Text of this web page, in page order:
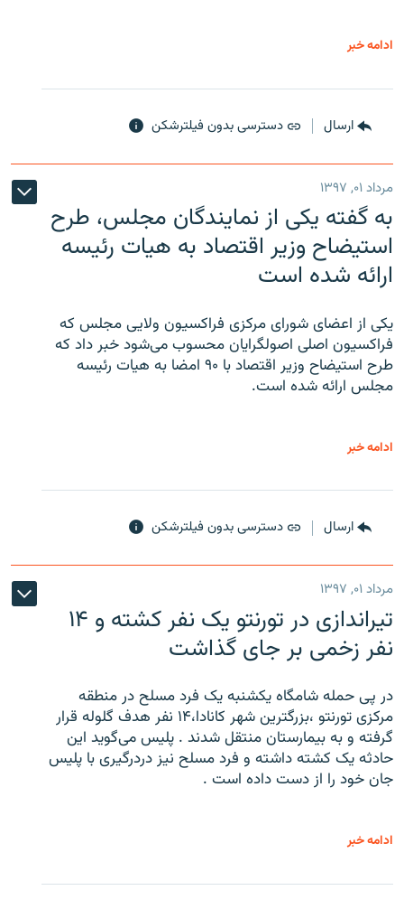
ادامه خبر
ارسال دسترسی بدون فیلترشکن
مرداد ۰۱, ۱۳۹۷
به گفته یکی از نمایندگان مجلس، طرح
استیضاح وزیر اقتصاد به هیات رئیسه
ارائه شده است
یکی از اعضای شورای مرکزی فراکسیون ولایی مجلس که
فراکسیون اصلی اصولگرایان محسوب می‌شود خبر داد که
طرح استیضاح وزیر اقتصاد با ۹۰ امضا به هیات رئیسه
مجلس ارائه شده است.
ادامه خبر
ارسال دسترسی بدون فیلترشکن
مرداد ۰۱, ۱۳۹۷
تیراندازی در تورنتو یک نفر کشته و ۱۴
نفر زخمی بر جای گذاشت
در پی حمله شامگاه یکشنبه یک فرد مسلح در منطقه
مرکزی تورنتو ،‌بزرگترین شهر کانادا،۱۴ نفر هدف گلوله قرار
گرفته و به بیمارستان منتقل شدند . پلیس می‌گوید این
حادثه یک کشته داشته و فرد مسلح نیز دردرگیری با پلیس
جان خود را از دست داده است .
ادامه خبر